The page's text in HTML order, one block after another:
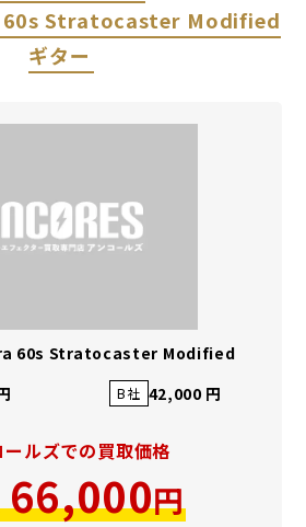
Stratocaster Modified
ギター
60s Stratocaster Modified
B社 42,000 円
ールズでの買取価格
66,000円